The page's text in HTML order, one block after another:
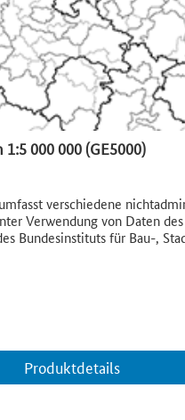
000 000 (GE5000)
verschiedene
Verwendung von Daten
Bundesinstituts für Bau-,
Produktdetails